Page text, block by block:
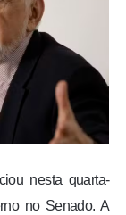
nesta quarta-
no Senado. A